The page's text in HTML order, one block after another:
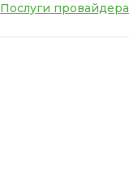
Послуги провайдера